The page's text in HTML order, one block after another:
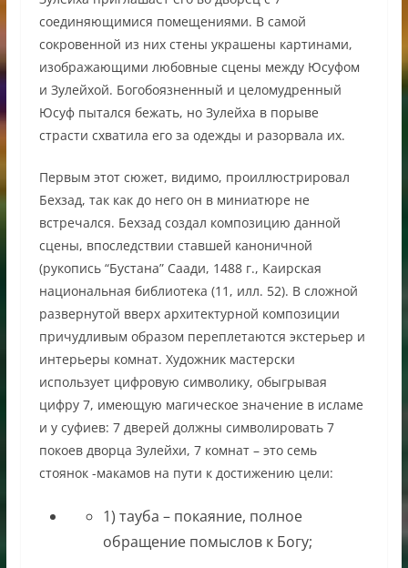
соединяющимися помещениями. В самой
сокровенной из них стены украшены картинами,
изображающими любовные сцены между Юсуфом
и Зулейхой. Богобоязненный и целомудренный
Юсуф пытался бежать, но Зулейха в порыве
страсти схватила его за одежды и разорвала их.
Первым этот сюжет, видимо, проиллюстрировал
Бехзад, так как до него он в миниатюре не
встречался. Бехзад создал композицию данной
сцены, впоследствии ставшей каноничной
(рукопись “Бустана” Саади, 1488 г., Каирская
национальная библиотека (11, илл. 52). В сложной
развернутой вверх архитектурной композиции
причудливым образом переплетаются экстерьер и
интерьеры комнат. Художник мастерски
использует цифровую символику, обыгрывая
цифру 7, имеющую магическое значение в исламе
и у суфиев: 7 дверей должны символировать 7
покоев дворца Зулейхи, 7 комнат – это семь
стоянок -макамов на пути к достижению цели:
1) тауба – покаяние, полное
обращение помыслов к Богу;